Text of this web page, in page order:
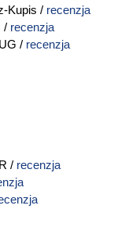
/ recenzja
/ recenzja
/ recenzja
/ recenzja